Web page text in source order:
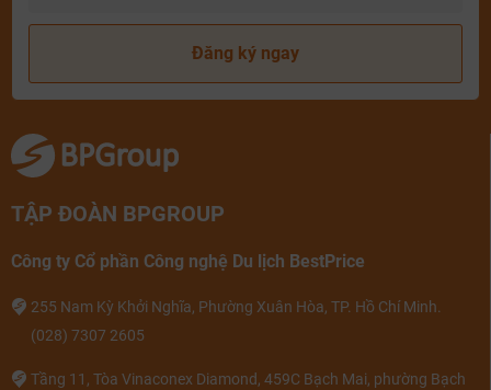
Đăng ký ngay
TẬP ĐOÀN BPGROUP
Công ty Cổ phần Công nghệ Du lịch BestPrice
255 Nam Kỳ Khởi Nghĩa, Phường Xuân Hòa, TP. Hồ Chí Minh.
(028) 7307 2605
Tầng 11, Tòa Vinaconex Diamond, 459C Bạch Mai, phường Bạch